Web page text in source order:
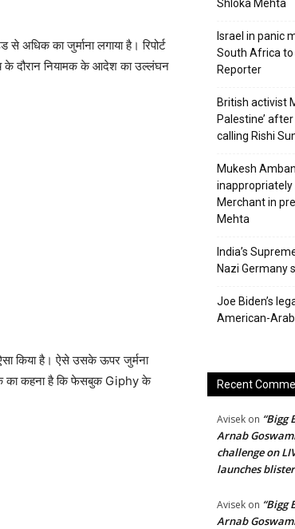
अधिक का जुर्माना लगाया है। रिपोर्ट
के दौरान नियामक के आदेश का उल्लंघन
किया है। ऐसे उसके ऊपर जुर्मना
का कहना है कि फेसबुक Giphy के
Shloka Mehta
Israel in panic
South Africa to
Reporter
British activist
Palestine’
calling Rishi
Mukesh
Merchant in
Mehta
India’s
Nazi Germany
Joe Biden’s
American-
Recent
Avisek on “Bigg
Arnab
challenge on
launches
Avisek on “Bigg
Arnab